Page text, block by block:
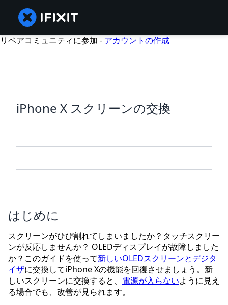
リペアコミュニティに参加 - アカウントの作成
iPhone X スクリーンの交換
はじめに
スクリーンがひび割れてしまいましたか？タッチスクリー
ンが反応しませんか？ OLEDディスプレイが故障しました
か？このガイドを使って新しいOLEDスクリーンとデジタ
イザに交換してiPhone Xの機能を回復させましょう。新
しいスクリーンに交換すると、 電源が入らないように見え
る場合でも、改善が見られます。